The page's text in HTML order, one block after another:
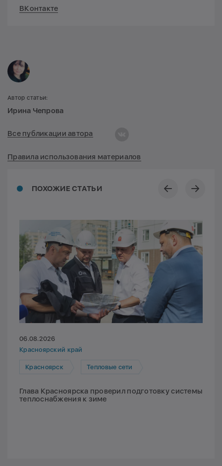
ВКонтакте
ПОХОЖИЕ СТАТЬИ
06.08.2026
Красноярский край
Красноярск Тепловые сети
Глава Красноярска проверил подготовку системы
теплоснабжения к зиме
Автор статьи:
Ирина Чепрова
Все публикации автора
Правила использования материалов